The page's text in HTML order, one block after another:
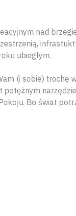
nad
ubiegłym.
(i sobie) trochę
potężnym
Bo świat